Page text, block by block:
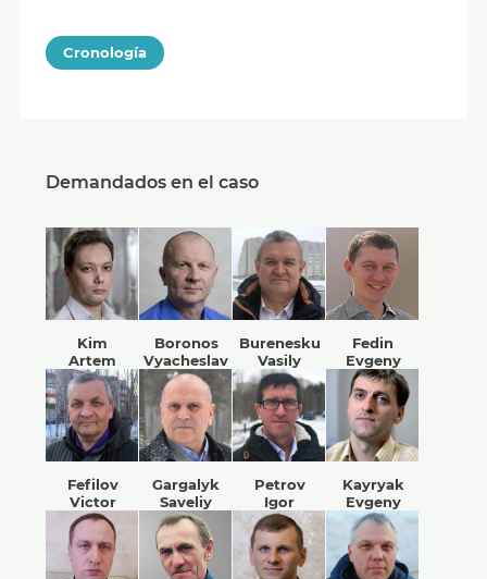
Cronología
Demandados en el caso
Kim
Artem
Boronos
Vyacheslav
Burenesku
Vasily
Fedin
Evgeny
Fefilov
Victor
Gargalyk
Saveliy
Petrov
Igor
Kayryak
Evgeny